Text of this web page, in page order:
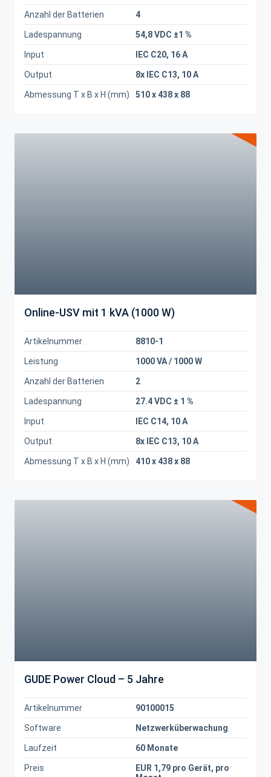
Anzahl der Batterien 4
Ladespannung 54,8 VDC ±1 %
Input IEC C20, 16 A
Output 8x IEC C13, 10 A
Abmessung T x B x H (mm) 510 x 438 x 88
Online-USV mit 1 kVA (1000 W)
Artikelnummer 8810-1
Leistung 1000 VA / 1000 W
Anzahl der Batterien 2
Ladespannung 27.4 VDC ± 1 %
Input IEC C14, 10 A
Output 8x IEC C13, 10 A
Abmessung T x B x H (mm) 410 x 438 x 88
GUDE Power Cloud – 5 Jahre
Artikelnummer 90100015
Software Netzwerküberwachung
Laufzeit 60 Monate
Preis
EUR 1,79 pro Gerät, pro